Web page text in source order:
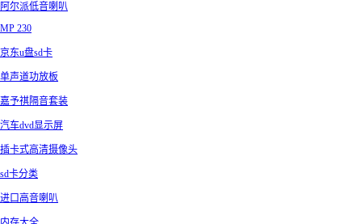
阿尔派低音喇叭
MP 230
京东u盘sd卡
单声道功放板
嘉予祺隔音套装
汽车dvd显示屏
插卡式高清摄像头
sd卡分类
进口高音喇叭